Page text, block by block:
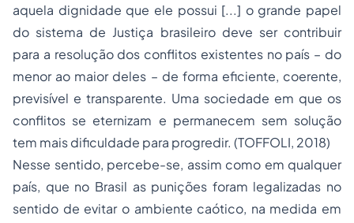
aquela dignidade que ele possui [...] o grande papel
do sistema de Justiça brasileiro deve ser contribuir
para a resolução dos conflitos existentes no país – do
menor ao maior deles – de forma eficiente, coerente,
previsível e transparente. Uma sociedade em que os
conflitos se eternizam e permanecem sem solução
tem mais dificuldade para progredir. (TOFFOLI, 2018)
Nesse sentido, percebe-se, assim como em qualquer
país, que no Brasil as punições foram legalizadas no
sentido de evitar o ambiente caótico, na medida em